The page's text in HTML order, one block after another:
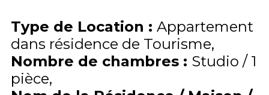
Type de Location : Appartement
dans résidence de Tourisme
Nombre de chambres : Studio / 1
pièce